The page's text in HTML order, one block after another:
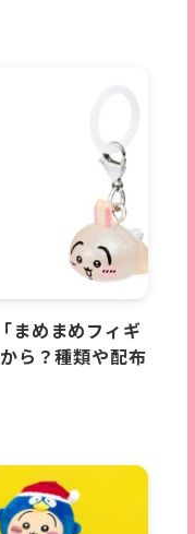
まめまめフィギ
ら？種類や配布